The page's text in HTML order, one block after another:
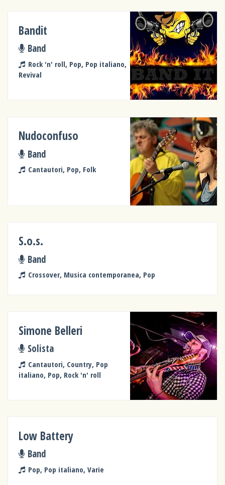
Bandit
Band
Rock 'n' roll, Pop, Pop italiano,
Revival
Nudoconfuso
Band
Cantautori, Pop, Folk
S.o.s.
Band
Crossover, Musica contemporanea, Pop
Simone Belleri
Solista
Cantautori, Country, Pop
italiano, Pop, Rock 'n' roll
Low Battery
Band
Pop, Pop italiano, Varie